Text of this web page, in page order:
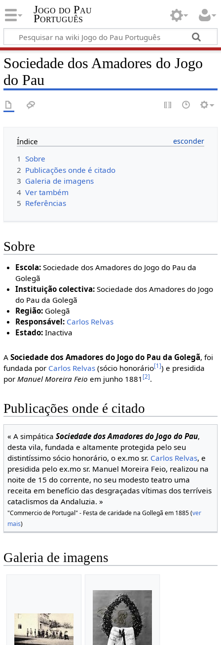
Jogo do Pau
Português
Sociedade dos Amadores do Jogo
do Pau
Índice
1 Sobre
2 Publicações onde é citado
3 Galeria de imagens
4 Ver também
5 Referências
Sobre
Escola: Sociedade dos Amadores do Jogo do Pau da
Golegã
Instituição colectiva: Sociedade dos Amadores do Jogo
do Pau da Golegã
Região: Golegã
Responsável: Carlos Relvas
Estado: Inactiva
A Sociedade dos Amadores do Jogo do Pau da Golegã, foi
fundada por Carlos Relvas(sócio honorário[1]) e presidida
por Manuel Moreira Feio em junho 1881 [2].
Publicações onde é citado
« A simpáticaSociedade dos Amadores do Jogo do Pau,
desta vila, fundada e altamente protegida pelo seu
distintíssimo sócio honorário, o ex.mo sr. Carlos Relvas, e
presidida pelo ex.mo sr. Manuel Moreira Feio, realizou na
noite de 15 do corrente, no seu modesto teatro uma
receita em benefício das desgraçadas vítimas dos terríveis
cataclismos da Andaluzia. »
"Commercio de Portugal" - Festa de caridade na Gollegã em 1885 (ver
mais)
Galeria de imagens